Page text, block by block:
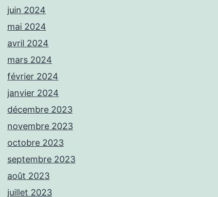
juin 2024
mai 2024
avril 2024
mars 2024
février 2024
janvier 2024
décembre 2023
novembre 2023
octobre 2023
septembre 2023
août 2023
juillet 2023